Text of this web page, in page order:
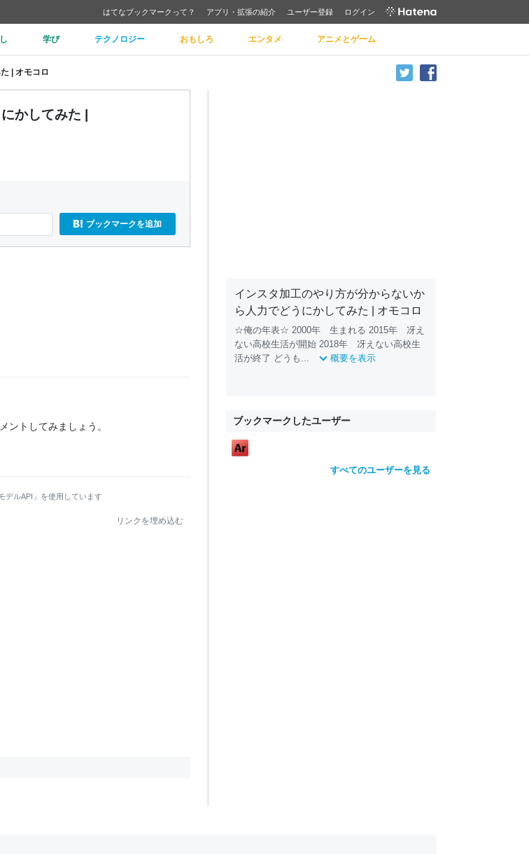
はてなブックマークって？ アプリ・拡張の紹介 ユーザー登録 ログイン
学び テクノロジー おもしろ エンタメ アニメとゲーム
| オモコロ
かしてみた |
ブックマークを追加
ントしてみましょう。
デルAPI」を使用しています
リンクを埋め込む
インスタ加工のやり方が分からないか
ら人力でどうにかしてみた | オモコロ
☆俺の年表☆ 2000年 生まれる 2015年 冴え
ない高校生活が開始 2018年 冴えない高校生
活が終了 どうも...
概要を表示
ブックマークしたユーザー
すべてのユーザーを見る